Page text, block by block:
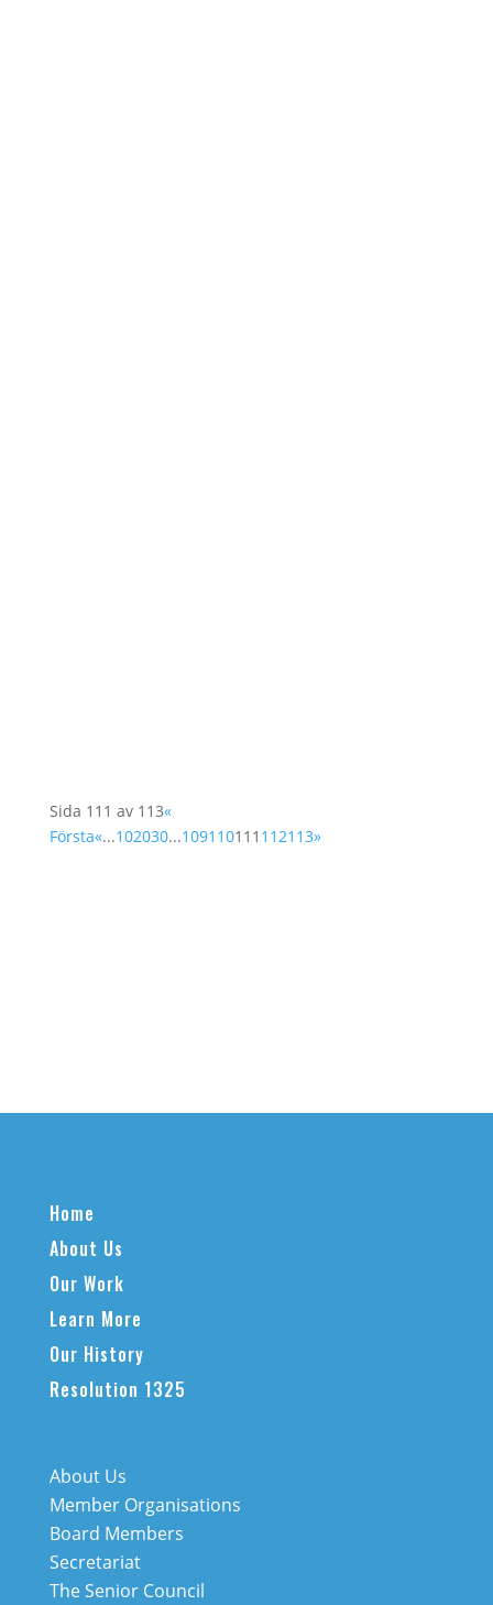
Sida 111 av 113«
Första«...102030...109110111 112113»
Home
About Us
Our Work
Learn More
Our History
Resolution 1325
About Us
Member Organisations
Board Members
Secretariat
The Senior Council